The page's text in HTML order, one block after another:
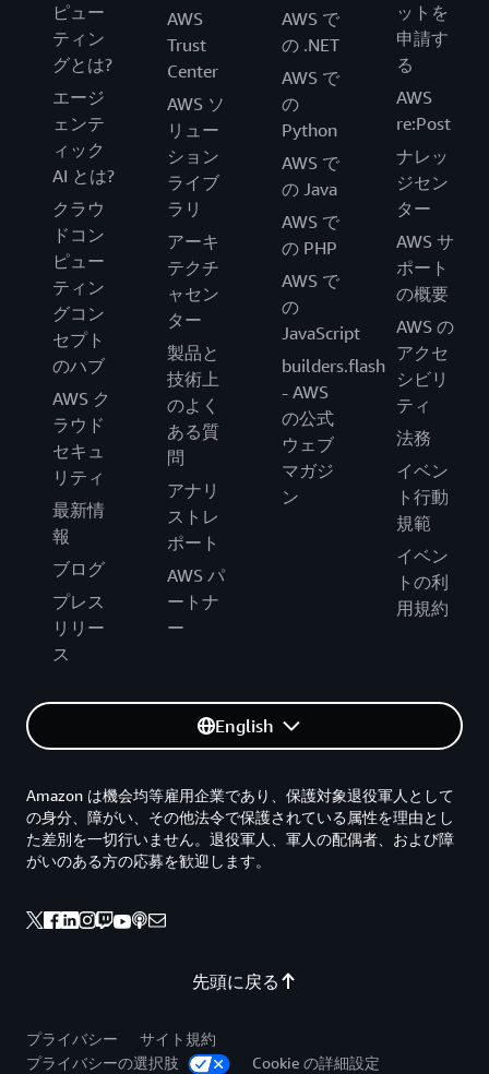
ピュー
ティン
グとは?
エージ
ェンテ
ィック
AI とは?
クラウ
ドコン
ピュー
ティン
グコン
セプト
のハブ
AWS ク
ラウド
セキュ
リティ
最新情
報
ブログ
プレス
リリー
ス
AWS
Trust
Center
AWS ソ
リュー
ション
ライブ
ラリ
アーキ
テクチ
ャセン
ター
製品と
技術上
のよく
ある質
問
アナリ
ストレ
ポート
AWS パ
ートナ
ー
AWS で
の .NET
AWS で
の
Python
AWS で
の Java
AWS で
の PHP
AWS で
の
JavaScript
builders.flash
- AWS
の公式
ウェブ
マガジ
ン
ットを
申請す
る
AWS
re:Post
ナレッ
ジセン
ター
AWS サ
ポート
の概要
AWS の
アクセ
シビリ
ティ
法務
イベン
ト行動
規範
イベン
トの利
用規約
English
先頭に戻る
Amazon は機会均等雇用企業であり、保護対象退役軍人として
の身分、障がい、その他法令で保護されている属性を理由とし
た差別を一切行いません。退役軍人、軍人の配偶者、および障
がいのある方の応募を歓迎します。
プライバシー
サイト規約
プライバシーの選択肢
Cookie の詳細設定